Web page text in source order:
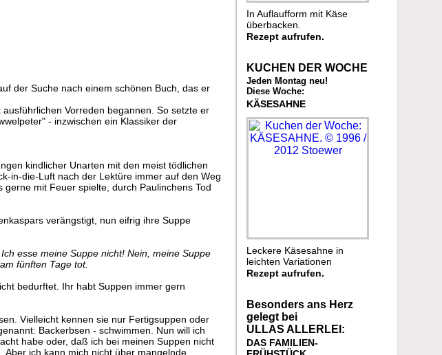
der Suche nach einem schönen Buch, das er
Vorreden begannen. So setzte er
- inzwischen ein Klassiker der
kindlicher Unarten mit den meist tödlichen
in-die-Luft nach der Lektüre immer auf den Weg
mit Feuer spielte, durch Paulinchens Tod
verängstigt, nun eifrig ihre Suppe
esse meine Suppe nicht! Nein, meine Suppe
fünften Tage tot.
bedurftet. Ihr habt Suppen immer gern
Vielleicht kennen sie nur Fertigsuppen oder
Backerbsen - schwimmen. Nun will ich
habe oder, daß ich bei meinen Suppen nicht
ich kann mich nicht über mangelnde
In Auflaufform mit Käse
überbacken.
Rezept aufrufen.
KUCHEN DER WOCHE
Jeden Montag neu!
Diese Woche:
KÄSESAHNE
Leckere Käsesahne in
leichten Variationen
Rezept aufrufen.
Besonders ans Herz
gelegt bei
ULLAS ALLERLEI:
DAS FAMILIEN-